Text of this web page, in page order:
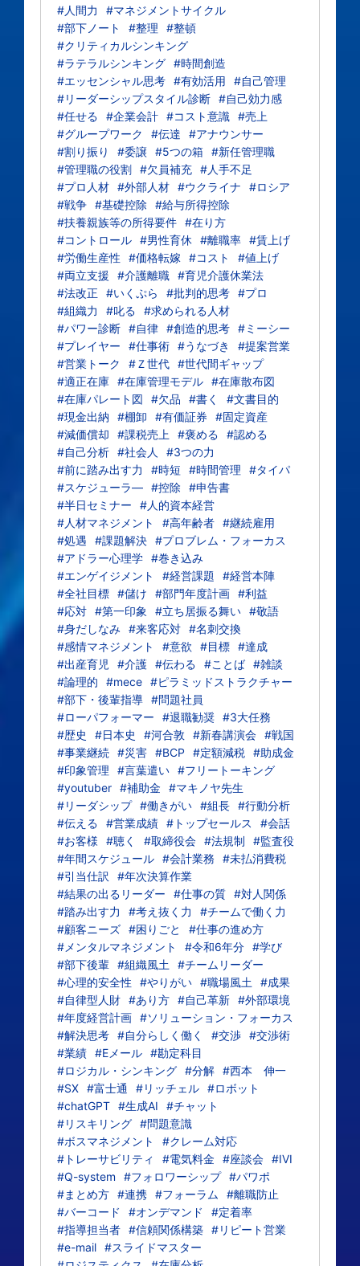
#人間力
#マネジメントサイクル
#部下ノート
#整理
#整頓
#クリティカルシンキング
#ラテラルシンキング #時間創造
#エッセンシャル思考 #有効活用
#自己管理
#リーダーシップスタイル診断 #自己効力感
#任せる
#企業会計 #コスト意識 #売上
#グループワーク
#伝達
#アナウンサー
#割り振り
#委譲 #5つの箱 #新任管理職
#管理職の役割 #欠員補充 #人手不足
#プロ人材 #外部人材 #ウクライナ
#ロシア
#戦争 #基礎控除
#給与所得控除
#扶養親族等の所得要件 #在り方
#コントロール #男性育休 #離職率 #賃上げ
#労働生産性
#価格転嫁 #コスト
#値上げ
#両立支援
#介護離職 #育児介護休業法
#法改正
#いくぷら #批判的思考 #プロ
#組織力
#叱る
#求められる人材
#パワー診断 #自律 #創造的思考 #ミーシー
#プレイヤー
#仕事術 #うなづき
#提案営業
#営業トーク
#Ｚ世代 #世代間ギャップ
#適正在庫 #在庫管理モデル #在庫散布図
#在庫パレート図
#欠品 #書く
#文書目的
#現金出納
#棚卸 #有価証券
#固定資産
#減価償却
#課税売上 #褒める
#認める
#自己分析 #社会人
#3つの力
#前に踏み出す力
#時短 #時間管理
#タイパ
#スケジューラ― #控除
#申告書
#半日セミナー
#人的資本経営
#人材マネジメント
#高年齢者 #継続雇用
#処遇
#課題解決 #プロブレム・フォーカス
#アドラー心理学 #巻き込み
#エンゲイジメント
#経営課題
#経営本陣
#全社目標 #儲け #部門年度計画 #利益
#応対 #第一印象 #立ち居振る舞い #敬語
#身だしなみ #来客応対 #名刺交換
#感情マネジメント
#意欲 #目標 #達成
#出産育児
#介護 #伝わる #ことば #雑談
#論理的
#mece #ピラミッドストラクチャー
#部下・後輩指導 #問題社員
#ローパフォーマー
#退職勧奨 #3大任務
#歴史
#日本史 #河合敦 #新春講演会 #戦国
#事業継続 #災害 #BCP #定額減税 #助成金
#印象管理
#言葉遣い #フリートーキング
#youtuber #補助金
#マキノヤ先生
#リーダシップ #働きがい #組長 #行動分析
#伝える
#営業成績 #トップセールス
#会話
#お客様
#聴く #取締役会 #法規制
#監査役
#年間スケジュール #会計業務
#未払消費税
#引当仕訳
#年次決算作業
#結果の出るリーダー
#仕事の質 #対人関係
#踏み出す力
#考え抜く力
#チームで働く力
#顧客ニーズ #困りごと
#仕事の進め方
#メンタルマネジメント
#令和6年分 #学び
#部下後輩 #組織風土
#チームリーダー
#心理的安全性
#やりがい #職場風土
#成果
#自律型人財 #あり方 #自己革新 #外部環境
#年度経営計画 #ソリューション・フォーカス
#解決思考 #自分らしく働く #交渉 #交渉術
#業績 #Eメール #勘定科目
#ロジカル・シンキング #分解 #西本 伸一
#SX #富士通 #リッチェル #ロボット
#chatGPT #生成AI
#チャット
#リスキリング #問題意識
#ボスマネジメント
#クレーム対応
#トレーサビリティ
#電気料金 #座談会 #IVI
#Q-system
#フォロワーシップ #パワポ
#まとめ方 #連携 #フォーラム
#離職防止
#バーコード
#オンデマンド
#定着率
#指導担当者 #信頼関係構築 #リピート営業
#e-mail #スライドマスター